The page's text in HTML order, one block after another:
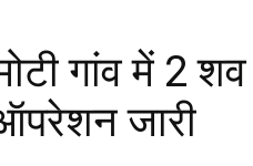
गांव में 2 शव
जारी